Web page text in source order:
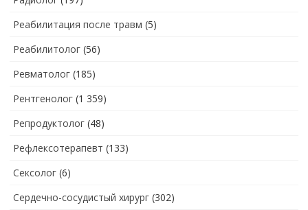
Реабилитация после травм (5)
Реабилитолог (56)
Ревматолог (185)
Рентгенолог (1 359)
Репродуктолог (48)
Рефлексотерапевт (133)
Сексолог (6)
Сердечно-сосудистый хирург (302)